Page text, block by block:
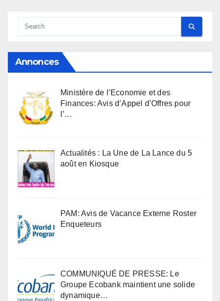
Annonces
Ministère de l’Economie et des
Finances: Avis d’Appel d’Offres pour
l’…
Actualités : La Une de La Lance du 5
août en Kiosque
PAM: Avis de Vacance Externe Roster
Enqueteurs
COMMUNIQUÉ DE PRESSE: Le
Groupe Ecobank maintient une solide
dynamique…